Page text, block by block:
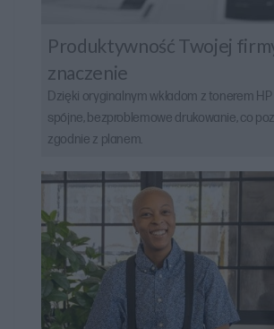
Produktywność Twojej
znaczenie
Dzięki oryginalnym wkładom z tonerem
spójne, bezproblemowe drukowanie, co
zgodnie z planem.